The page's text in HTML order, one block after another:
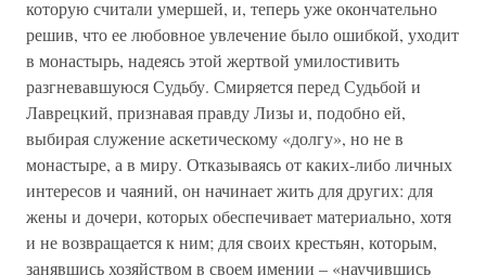
которую считали умершей, и, теперь уже окончательно
решив, что ее любовное увлечение было ошибкой, уходит
в монастырь, надеясь этой жертвой умилостивить
разгневавшуюся Судьбу. Смиряется перед Судьбой и
Лаврецкий, признавая правду Лизы и, подобно ей,
выбирая служение аскетическому «долгу», но не в
монастыре, а в миру. Отказываясь от каких-либо личных
интересов и чаяний, он начинает жить для других: для
жены и дочери, которых обеспечивает материально, хотя
и не возвращается к ним; для своих крестьян, которым,
занявшись хозяйством в своем имении – «научившись